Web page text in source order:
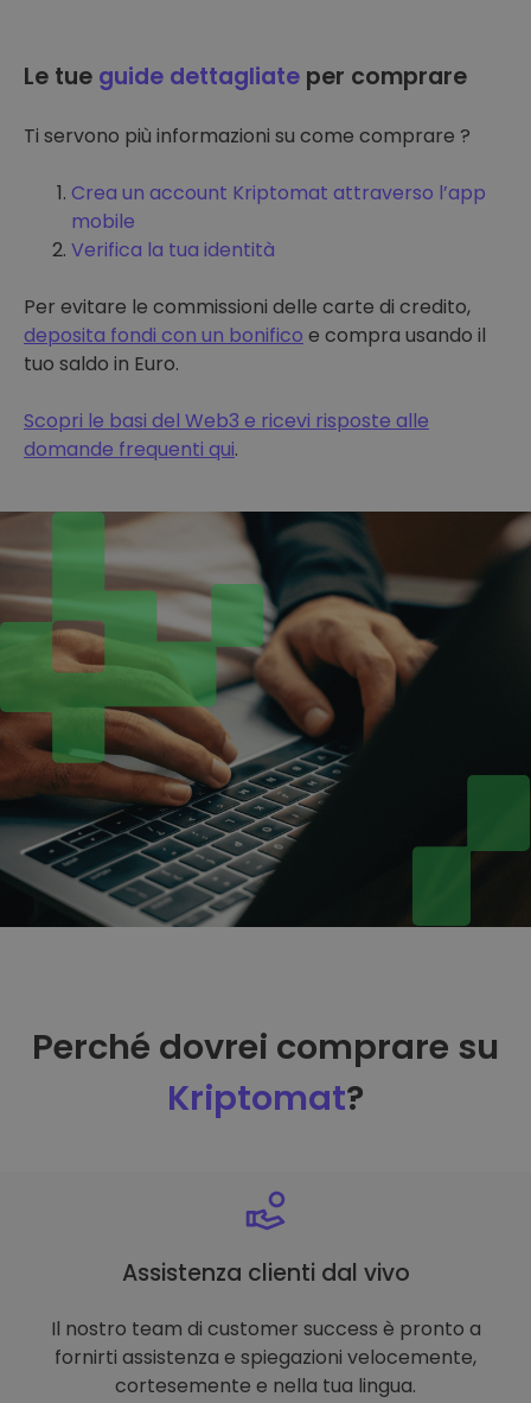
Le tue guide dettagliate per comprare
Ti servono più informazioni su come comprare ?
Crea un account Kriptomat attraverso l’app
mobile
Verifica la tua identità
Per evitare le commissioni delle carte di credito,
deposita fondi con un bonifico e compra usando il
tuo saldo in Euro.
Scopri le basi del Web3 e ricevi risposte alle
domande frequenti qui.
Perché dovrei comprare su
Kriptomat?
Assistenza clienti dal vivo
Il nostro team di customer success è pronto a
fornirti assistenza e spiegazioni velocemente,
cortesemente e nella tua lingua.